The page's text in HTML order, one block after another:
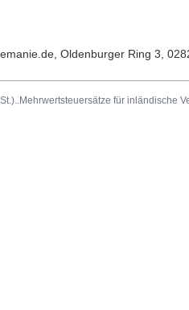
Oldenburger Ring 3
Mehrwertsteuersätze für inländische